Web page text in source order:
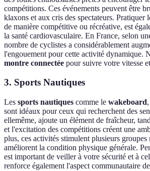
compétitions. Ces événements peuvent être
klaxons et aux cris des spectateurs. Pratiquer
de manière compétitive ou récréative, est
la santé cardiovasculaire. En France, selon
nombre de cyclistes a considérablement
l'engouement pour cette activité dynamique.
montre connectée pour suivre votre vitesse
3. Sports Nautiques
Les sports nautiques comme le wakeboard
sont idéaux pour ceux qui recherchent des
ellemême, ajoute un élément de fraîcheur,
et l'excitation des compétitions créent une
plus, ces activités stimulent plusieurs groupes
améliorent la condition physique générale.
est important de veiller à votre sécurité et à
renforce également l'aspect communautaire